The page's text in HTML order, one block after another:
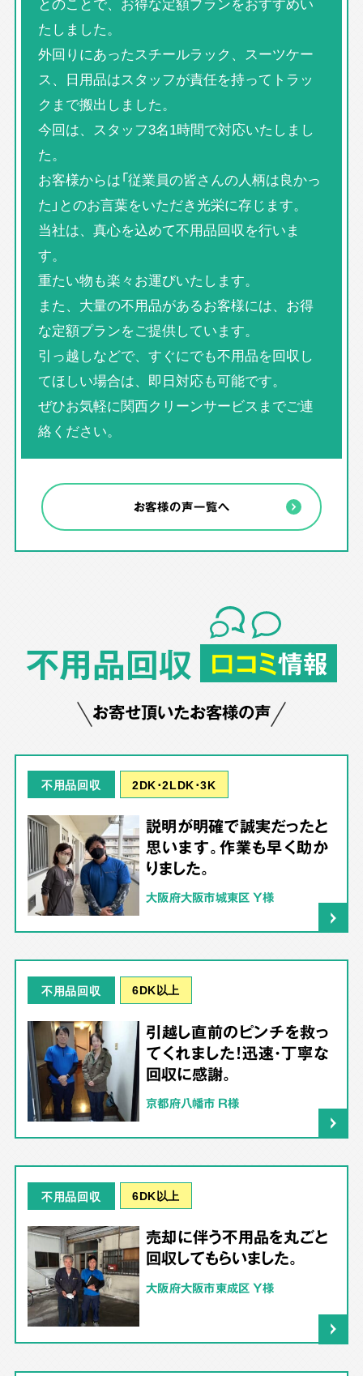
たしました。
外回りにあったスチールラック、スーツケー
ス、日用品はスタッフが責任を持ってトラッ
クまで搬出しました。
今回は、スタッフ3名1時間で対応いたしまし
た。
お客様からは「従業員の皆さんの人柄は良かっ
た」とのお言葉をいただき光栄に存じます。
当社は、真心を込めて不用品回収を行いま
す。
重たい物も楽々お運びいたします。
また、大量の不用品があるお客様には、お得
な定額プランをご提供しています。
引っ越しなどで、すぐにでも不用品を回収し
てほしい場合は、即日対応も可能です。
ぜひお気軽に関西クリーンサービスまでご連
絡ください。
お客様の声一覧へ
不用品回収 口コミ情報
お寄せ頂いたお客様の声
不用品回収 2DK･2LDK･3K
説明が明確で誠実だったと
思います。作業も早く助か
りました。
大阪府大阪市城東区 Y様
不用品回収 6DK以上
引越し直前のピンチを救っ
てくれました！迅速・丁寧な
回収に感謝。
京都府八幡市 R様
不用品回収 6DK以上
売却に伴う不用品を丸ごと
回収してもらいました。
大阪府大阪市東成区 Y様